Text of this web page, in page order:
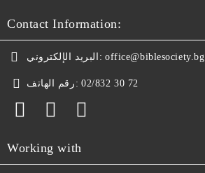
Contact Information:
البريد الإلكتروني: office@biblesociety.bg
رقم الهاتف: 02/832 30 72
Working with